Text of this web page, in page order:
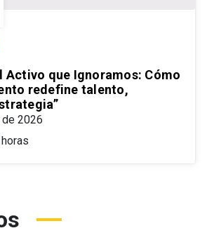
Activo que Ignoramos: Cómo
redefine talento,
2026